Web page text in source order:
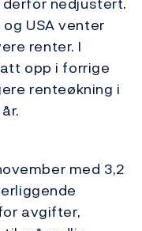
USA venter
renter. I
opp i forrige
renteøkning i
med 3,2
avgifter,